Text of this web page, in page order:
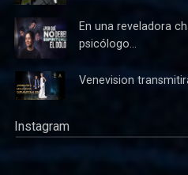
En una reveladora
psicólogo...
Venevision
Instagram